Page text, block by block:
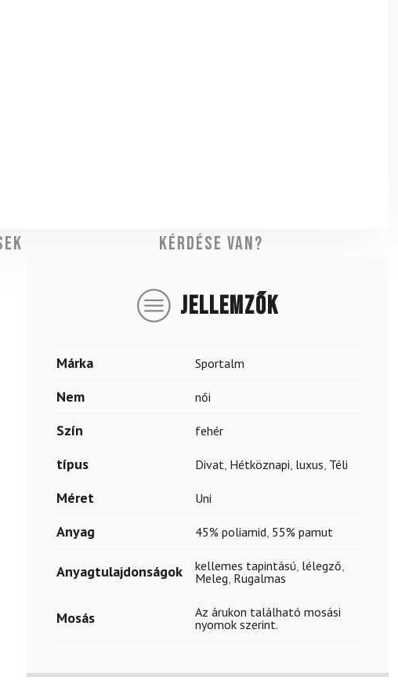
Kérdése van?
JELLEMZŐK
Márka Sportalm
Nem női
Szín fehér
típus Divat, Hétköznapi, luxus, Téli
Méret Uni
Anyag 45% poliamid, 55% pamut
Anyagtulajdonságok kellemes tapintású, lélegző,
Meleg, Rugalmas
Mosás
Az árukon található mosási
nyomok szerint.